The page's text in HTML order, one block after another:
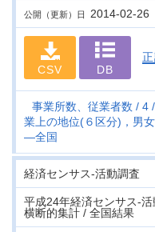
公開（更新）日 2014-02-26
CSV DB
事業所数、従業者数 4
業上の地位(６区分)，男
―全国
経済センサス‐活動調査
平成24年経済センサス‐
横断的集計 / 全国結果